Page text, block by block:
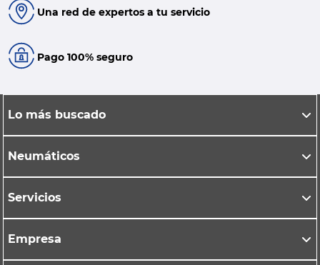
Una red de expertos a tu servicio
Pago 100% seguro
Lo más buscado
Neumáticos
Servicios
Empresa